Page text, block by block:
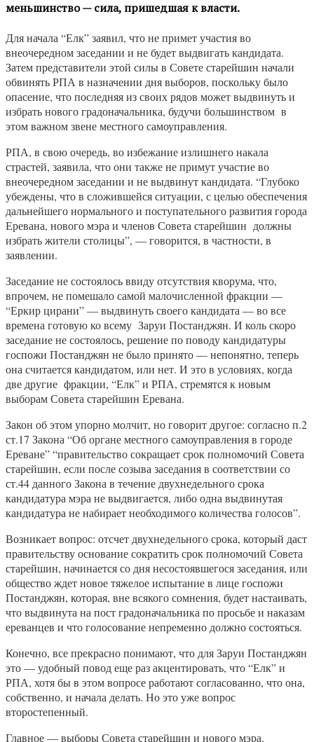
меньшинство — сила, пришедшая к власти.
Для начала “Елк” заявил, что не примет участия во
внеочередном заседании и не будет выдвигать кандидата.
Затем представители этой силы в Совете старейшин начали
обвинять РПА в назначении дня выборов, поскольку было
опасение, что последняя из своих рядов может выдвинуть и
избрать нового градоначальника, будучи большинством в
этом важном звене местного самоуправления.
РПА, в свою очередь, во избежание излишнего накала
страстей, заявила, что они также не примут участие во
внеочередном заседании и не выдвинут кандидата. “Глубоко
убеждены, что в сложившейся ситуации, с целью обеспечения
дальнейшего нормального и поступательного развития города
Еревана, нового мэра и членов Совета старейшин должны
избрать жители столицы”, — говорится, в частности, в
заявлении.
Заседание не состоялось ввиду отсутствия кворума, что,
впрочем, не помешало самой малочисленной фракции —
“Еркир цирани” — выдвинуть своего кандидата — во все
времена готовую ко всему Заруи Постанджян. И коль скоро
заседание не состоялось, решение по поводу кандидатуры
госпожи Постанджян не было принято — непонятно, теперь
она считается кандидатом, или нет. И это в условиях, когда
две другие фракции, “Елк” и РПА, стремятся к новым
выборам Совета старейшин Еревана.
Закон об этом упорно молчит, но говорит другое: согласно п.2
ст.17 Закона “Об органе местного самоуправления в городе
Ереване” “правительство сокращает срок полномочий Совета
старейшин, если после созыва заседания в соответствии со
ст.44 данного Закона в течение двухнедельного срока
кандидатура мэра не выдвигается, либо одна выдвинутая
кандидатура не набирает необходимого количества голосов”.
Возникает вопрос: отсчет двухнедельного срока, который даст
правительству основание сократить срок полномочий Совета
старейшин, начинается со дня несостоявшегося заседания, или
общество ждет новое тяжелое испытание в лице госпожи
Постанджян, которая, вне всякого сомнения, будет настаивать,
что выдвинута на пост градоначальника по просьбе и наказам
ереванцев и что голосование непременно должно состояться.
Конечно, все прекрасно понимают, что для Заруи Постанджян
это — удобный повод еще раз акцентировать, что “Елк” и
РПА, хотя бы в этом вопросе работают согласованно, что она,
собственно, и начала делать. Но это уже вопрос
второстепенный.
Главное — выборы Совета старейшин и нового мэра.